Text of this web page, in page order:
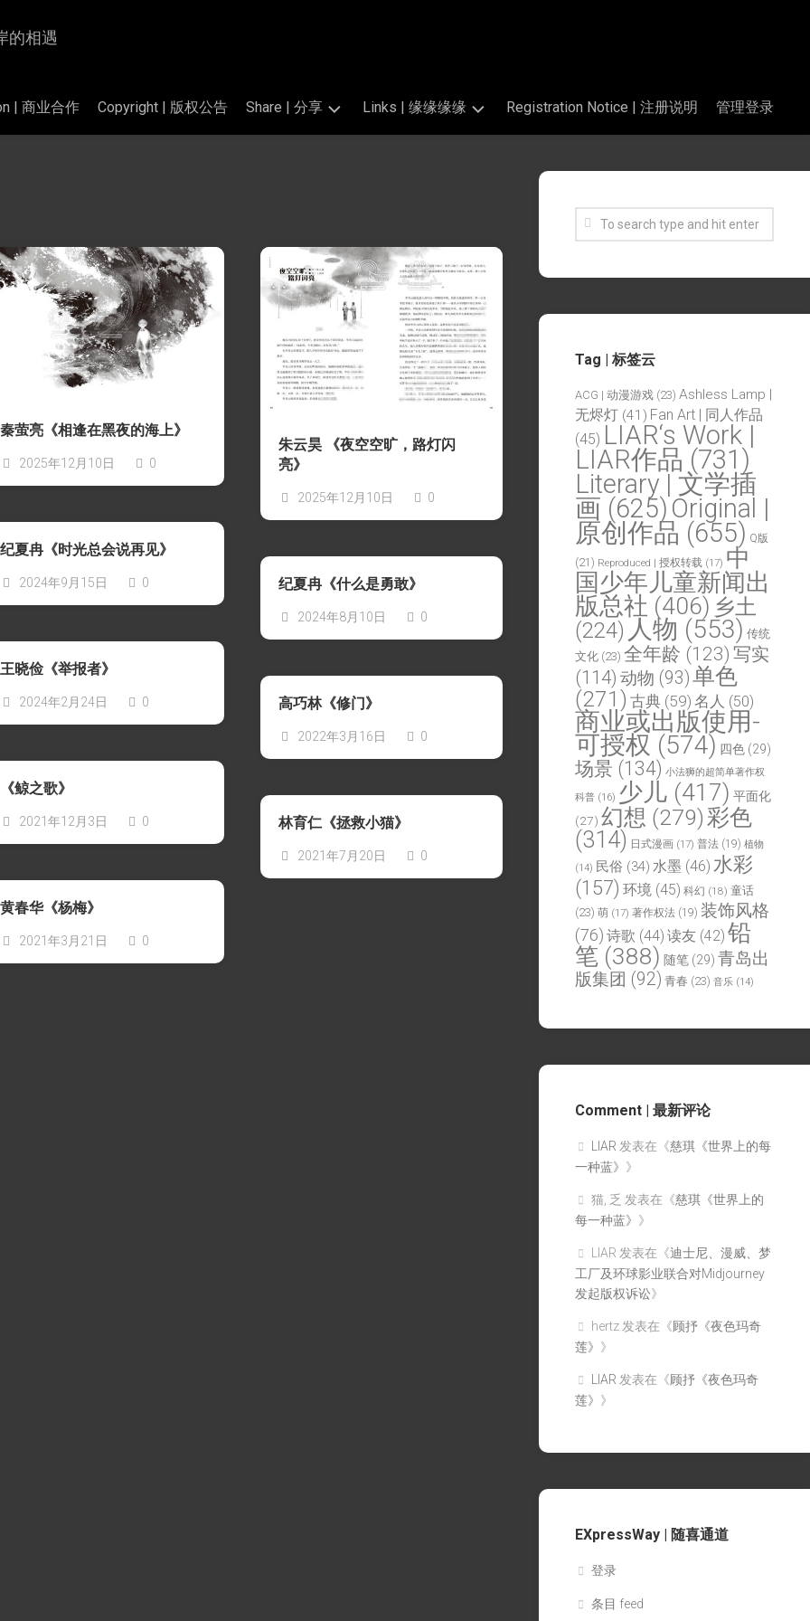
的相遇
| 商业合作 Copyright | 版权公告 Share | 分享
Translation
翻
译
Perfume
Salon
香
水
Reproduced
Links | 缘缘缘缘
标
准
和
Registration Notice | 注册说明 管理登录
秦萤亮《相逢在黑夜的海上》
2025年12月10日 0
朱云昊 《夜空空旷，路灯闪
亮》
2025年12月10日 0
纪夏冉《时光总会说再见》
2024年9月15日 0 纪夏冉《什么是勇敢》
2024年8月10日 0
王晓俭《举报者》
2024年2月24日 0 高巧林《修门》
2022年3月16日 0
《鲸之歌》
2021年12月3日 0 林育仁《拯救小猫》
2021年7月20日 0
黄春华《杨梅》
2021年3月21日 0
Tag | 标签云
ACG | 动漫游戏 (23) Ashless Lamp |
无烬灯 (41) Fan Art | 同人作品
(45) LIAR‘s Work |
LIAR作品 (731)
Literary | 文学插
画 (625) Original |
原创作品 (655) Q版
(21) Reproduced | 授权转载 (17) 中
国少年儿童新闻出
版总社 (406) 乡土
(224) 人物 (553) 传统
文化 (23) 全年龄 (123) 写实
(114) 动物 (93)单色
(271) 古典 (59) 名人 (50)
商业或出版使用-
可授权 (574) 四色 (29)
场景 (134) 小法狮的超简单著作权
科普 (16) 少儿 (417) 平面化
(27) 幻想 (279)彩色
(314) 日式漫画 (17) 普法 (19) 植物
(14) 民俗 (34) 水墨 (46) 水彩
(157) 环境 (45) 科幻 (18) 童话
(23) 萌 (17) 著作权法 (19) 装饰风格
(76) 诗歌 (44) 读友 (42) 铅
笔 (388) 随笔 (29) 青岛出
版集团 (92) 青春 (23) 音乐 (14)
Comment | 最新评论
LIAR 发表在《慈琪《世界上的每
一种蓝》 》
猫, 乏 发表在《慈琪《世界上的
每一种蓝》 》
LIAR 发表在《迪士尼、漫威、梦
工厂及环球影业联合对Midjourney
发起版权诉讼》
hertz 发表在《顾抒《夜色玛奇
莲》 》
LIAR 发表在《顾抒《夜色玛奇
莲》 》
EXpressWay | 随喜通道
登录
条目 feed